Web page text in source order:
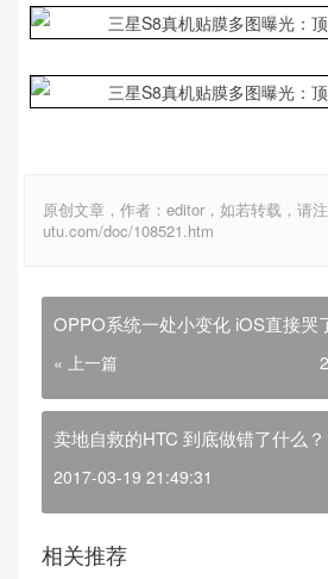
原创文章，作者：editor，如若转载，请
utu.com/doc/108521.htm
OPPO系统一处小变化 iOS直接哭
« 上一篇
卖地自救的HTC 到底做错了什么？
2017-03-19 21:49:31
相关推荐